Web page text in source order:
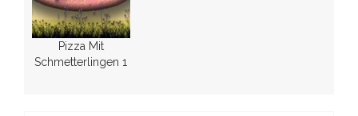
Pizza Mit
Schmetterlingen 1